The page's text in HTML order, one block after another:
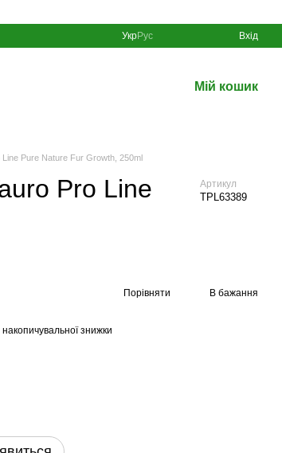
УкрРус Вхід
Мій кошик
Line Pure Nature Fur Growth, 250ml
Pro Line
Артикул
TPL63389
Порівняти В бажання
знижки